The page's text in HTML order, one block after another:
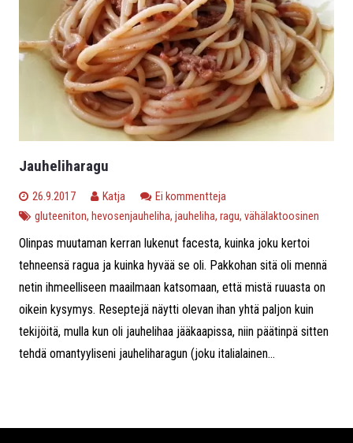
Kaikki reseptit
Jauheliharagu
26.9.2017 Katja
Ei kommentteja
gluteeniton, hevosenjauheliha, jauheliha, ragu, vähälaktoosinen
Olinpas muutaman kerran lukenut facesta, kuinka joku kertoi
tehneensä ragua ja kuinka hyvää se oli. Pakkohan sitä oli mennä
netin ihmeelliseen maailmaan katsomaan, että mistä ruuasta on
oikein kysymys. Reseptejä näytti olevan ihan yhtä paljon kuin
tekijöitä, mulla kun oli jauhelihaa jääkaapissa, niin päätinpä sitten
tehdä omantyyliseni jauheliharagun (joku italialainen...